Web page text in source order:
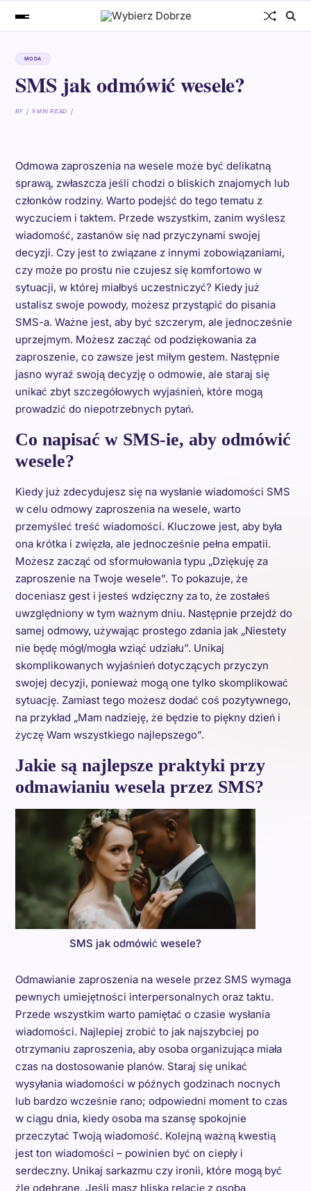
MODA
SMS jak odmówić wesele?
BY 9 MIN READ
Odmowa zaproszenia na wesele może być delikatną
sprawą, zwłaszcza jeśli chodzi o bliskich znajomych lub
członków rodziny. Warto podejść do tego tematu z
wyczuciem i taktem. Przede wszystkim, zanim wyślesz
wiadomość, zastanów się nad przyczynami swojej
decyzji. Czy jest to związane z innymi zobowiązaniami,
czy może po prostu nie czujesz się komfortowo w
sytuacji, w której miałbyś uczestniczyć? Kiedy już
ustalisz swoje powody, możesz przystąpić do pisania
SMS-a. Ważne jest, aby być szczerym, ale jednocześnie
uprzejmym. Możesz zacząć od podziękowania za
zaproszenie, co zawsze jest miłym gestem. Następnie
jasno wyraź swoją decyzję o odmowie, ale staraj się
unikać zbyt szczegółowych wyjaśnień, które mogą
prowadzić do niepotrzebnych pytań.
Co napisać w SMS-ie, aby odmówić
wesele?
Kiedy już zdecydujesz się na wysłanie wiadomości SMS
w celu odmowy zaproszenia na wesele, warto
przemyśleć treść wiadomości. Kluczowe jest, aby była
ona krótka i zwięzła, ale jednocześnie pełna empatii.
Możesz zacząć od sformułowania typu „Dziękuję za
zaproszenie na Twoje wesele”. To pokazuje, że
doceniasz gest i jesteś wdzięczny za to, że zostałeś
uwzględniony w tym ważnym dniu. Następnie przejdź do
samej odmowy, używając prostego zdania jak „Niestety
nie będę mógł/mogła wziąć udziału”. Unikaj
skomplikowanych wyjaśnień dotyczących przyczyn
swojej decyzji, ponieważ mogą one tylko skomplikować
sytuację. Zamiast tego możesz dodać coś pozytywnego,
na przykład „Mam nadzieję, że będzie to piękny dzień i
życzę Wam wszystkiego najlepszego”.
Jakie są najlepsze praktyki przy
odmawianiu wesela przez SMS?
SMS jak odmówić wesele?
Odmawianie zaproszenia na wesele przez SMS wymaga
pewnych umiejętności interpersonalnych oraz taktu.
Przede wszystkim warto pamiętać o czasie wysłania
wiadomości. Najlepiej zrobić to jak najszybciej po
otrzymaniu zaproszenia, aby osoba organizująca miała
czas na dostosowanie planów. Staraj się unikać
wysyłania wiadomości w późnych godzinach nocnych
lub bardzo wcześnie rano; odpowiedni moment to czas
w ciągu dnia, kiedy osoba ma szansę spokojnie
przeczytać Twoją wiadomość. Kolejną ważną kwestią
jest ton wiadomości – powinien być on ciepły i
serdeczny. Unikaj sarkazmu czy ironii, które mogą być
źle odebrane. Jeśli masz bliską relację z osobą